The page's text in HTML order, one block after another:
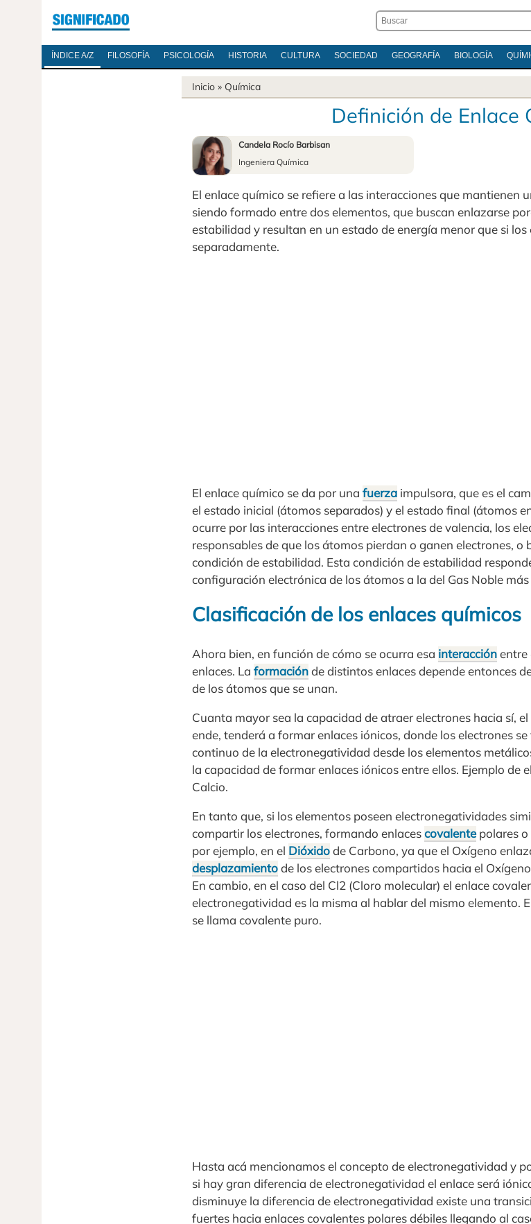
ÍNDICE A/Z FILOSOFÍA PSICOLOGÍA HISTORIA CULTURA SOCIEDAD GEOGRAFÍA BIOLOGÍA
Inicio » Química
Definición de Enlace
Candela Rocío Barbisan
Ingeniera Química
El enlace químico se refiere a las interacciones que mantienen
siendo formado entre dos elementos, que buscan enlazarse
estabilidad y resultan en un estado de energía menor que si
separadamente.
El enlace químico se da por una fuerza impulsora, que es el
el estado inicial (átomos separados) y el estado final (átomos
ocurre por las interacciones entre electrones de valencia, los
responsables de que los átomos pierdan o ganen electrones,
condición de estabilidad. Esta condición de estabilidad
configuración electrónica de los átomos a la del Gas Noble
Clasificación de los enlaces químicos
Ahora bien, en función de cómo se ocurra esa interacciónentre
enlaces. La formaciónde distintos enlaces depende entonces
de los átomos que se unan.
Cuanta mayor sea la capacidad de atraer electrones hacia sí,
ende, tenderá a formar enlaces iónicos, donde los electrones
continuo de la electronegatividad desde los elementos
la capacidad de formar enlaces iónicos entre ellos. Ejemplo de
Calcio.
En tanto que, si los elementos poseen electronegatividades
compartir los electrones, formando enlacescovalentepolares o
por ejemplo, en el Dióxidode Carbono, ya que el Oxígeno
desplazamientode los electrones compartidos hacia el
En cambio, en el caso del Cl2 (Cloro molecular) el enlace
electronegatividad es la misma al hablar del mismo elemento.
se llama covalente puro.
Hasta acá mencionamos el concepto de electronegatividad y
si hay gran diferencia de electronegatividad el enlace será
disminuye la diferencia de electronegatividad existe una
fuertes hacia enlaces covalentes polares débiles llegando al